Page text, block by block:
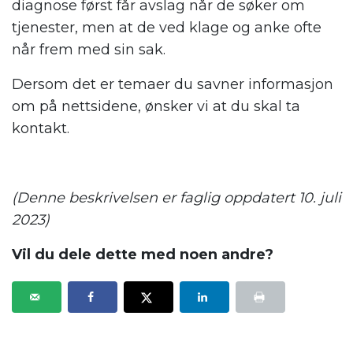
diagnose først får avslag når de søker om
tjenester, men at de ved klage og anke ofte
når frem med sin sak.
Dersom det er temaer du savner informasjon
om på nettsidene, ønsker vi at du skal ta
kontakt.
(Denne beskrivelsen er faglig oppdatert 10. juli
2023)
Vil du dele dette med noen andre?